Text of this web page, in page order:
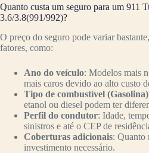
Quanto custa um seguro para um 911
3.6/3.8(991/992)?
O preço do seguro pode variar
fatores, como:
Ano do veículo: Modelos mais
mais caros devido ao alto custo
Tipo de combustível (Gasolina)
etanol ou diesel podem ter
Perfil do condutor: Idade,
sinistros e até o CEP de
Coberturas adicionais: Quanto
investimento necessário.